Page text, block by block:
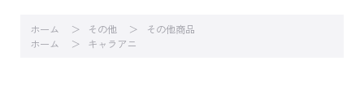
ホーム その他
その他商品
ホーム
キャラアニ